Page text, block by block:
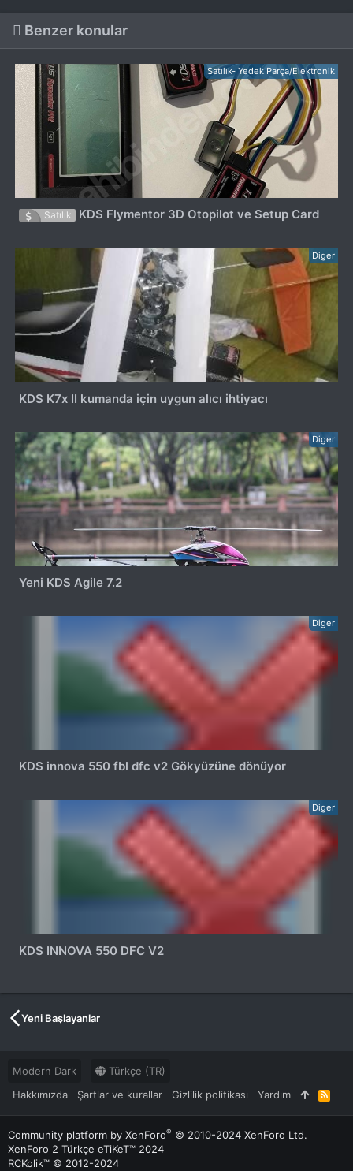
Benzer konular
Satılık- Yedek Parça/Elektronik
Satılık KDS Flymentor 3D Otopilot ve Setup Card
Diger
KDS K7x II kumanda için uygun alıcı ihtiyacı
Diger
Yeni KDS Agile 7.2
Diger
KDS innova 550 fbl dfc v2 Gökyüzüne dönüyor
Diger
KDS INNOVA 550 DFC V2
Yeni Başlayanlar
Modern Dark
Türkçe (TR)
Hakkımızda
Şartlar ve kurallar Gizlilik politikası Yardım
R
S
S
Community platform by XenForo® © 2010-2024 XenForo Ltd.
XenForo 2 Türkçe eTiKeT™ 2024
RCKolik™ © 2012-2024